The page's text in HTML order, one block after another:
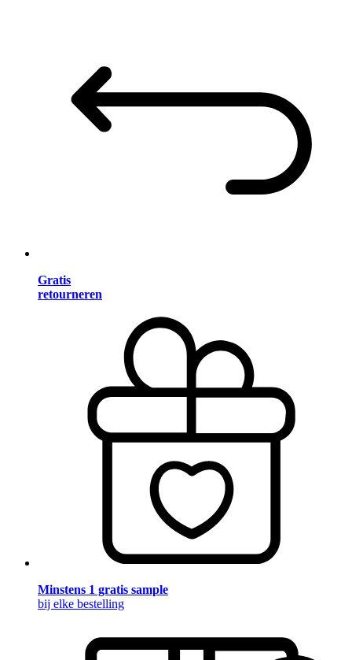
Gratis
retourneren
Minstens 1 gratis sample
bij elke bestelling